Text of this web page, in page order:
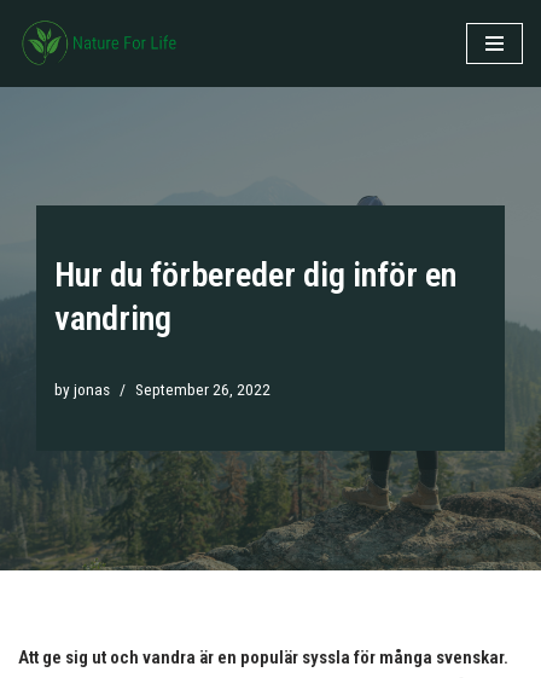
Skip
to
Hur du förbereder dig inför en
vandring
byjonas September 26, 2022
Att ge sig ut och vandra är en populär syssla för många svenskar.